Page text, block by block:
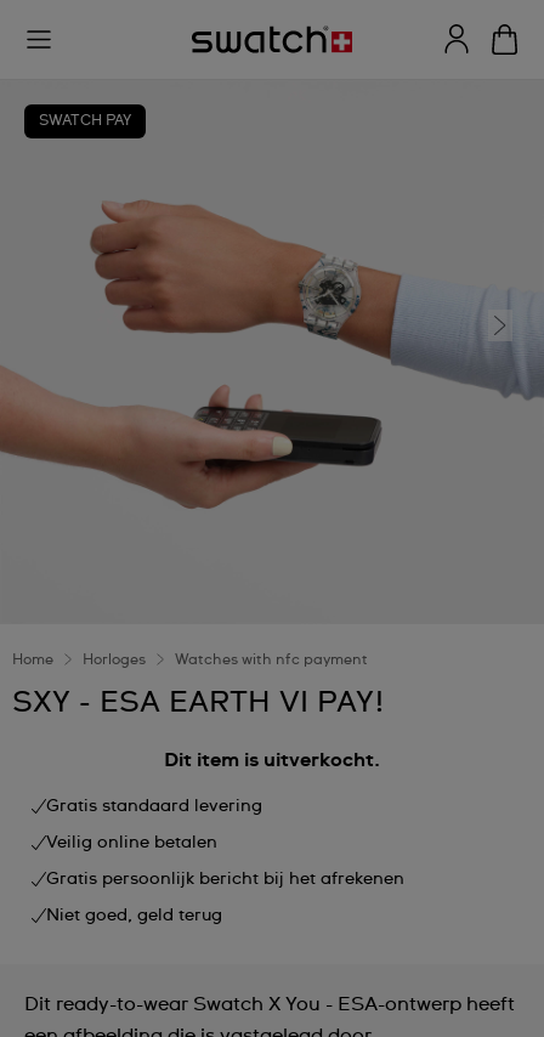
SWATCH PAY
Home Horloges Watches with nfc payment
SXY - ESA EARTH VI PAY!
Dit item is uitverkocht.
Gratis standaard levering
Veilig online betalen
Gratis persoonlijk bericht bij het afrekenen
Niet goed, geld terug
Dit ready-to-wear Swatch X You - ESA-ontwerp heeft